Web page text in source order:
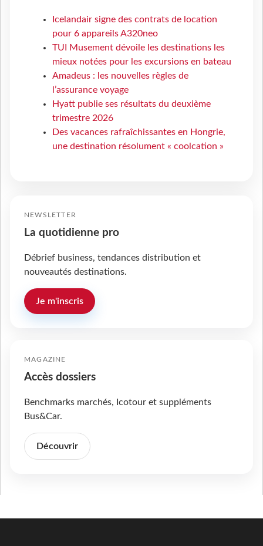
Icelandair signe des contrats de location
pour 6 appareils A320neo
TUI Musement dévoile les destinations les
mieux notées pour les excursions en bateau
Amadeus : les nouvelles règles de
l’assurance voyage
Hyatt publie ses résultats du deuxième
trimestre 2026
Des vacances rafraîchissantes en Hongrie,
une destination résolument « coolcation »
NEWSLETTER
La quotidienne pro
Débrief business, tendances distribution et
nouveautés destinations.
Je m'inscris
MAGAZINE
Accès dossiers
Benchmarks marchés, Icotour et suppléments
Bus&Car.
Découvrir